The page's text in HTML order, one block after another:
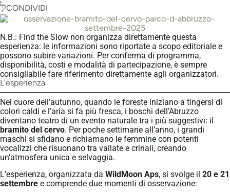
CONDIVIDI
N.B.: Find the Slow non organizza direttamente questa
esperienza: le informazioni sono riportate a scopo editoriale e
possono subire variazioni. Per conferma di programma,
disponibilità, costi e modalità di partecipazione, è sempre
consigliabile fare riferimento direttamente agli organizzatori.
L'esperienza
Nel cuore dell’autunno, quando le foreste iniziano a tingersi di
colori caldi e l’aria si fa più fresca, i boschi dell’Abruzzo
diventano teatro di un evento naturale tra i più suggestivi: il
bramito del cervo. Per poche settimane all’anno, i grandi
maschi si sfidano e richiamano le femmine con potenti
vocalizzi che risuonano tra vallate e crinali, creando
un’atmosfera unica e selvaggia.
L’esperienza, organizzata da WildMoon Aps, si svolge il 20 e 21
settembre e comprende due momenti di osservazione: